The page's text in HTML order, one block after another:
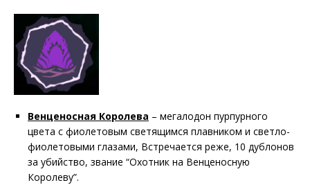
Венценосная Королева – мегалодон пурпурного
цвета с фиолетовым светящимся плавником и светло-
фиолетовыми глазами, Встречается реже, 10 дублонов
за убийство, звание “Охотник на Венценосную
Королеву”.